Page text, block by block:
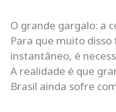
O grande gargalo: a
Para que muito
instantâneo, é
A realidade é que
Brasil ainda sofre